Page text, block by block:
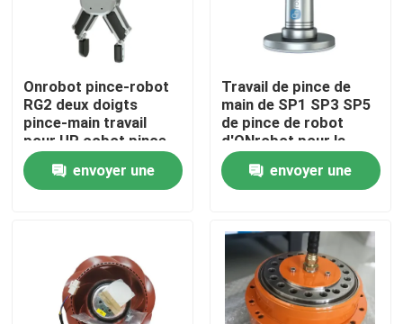
À la maison
Produits
Vidéos
À propos de nous
Contrôle de la qualité
Onrobot pince-robot
RG2 deux doigts
pince-main travail
pour UR cobot pince-
robot électrique
envoyer une
Travail de pince de
main de SP1 SP3 SP5
de pince de robot
d'ONrobot pour la
pince pneumatique de
cobot d'URenvoyer une